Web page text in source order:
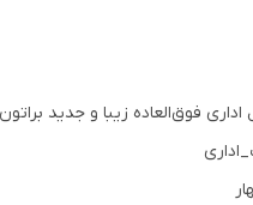
فوق‌العاده زیبا و جدید